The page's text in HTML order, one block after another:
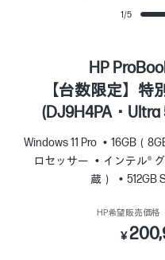
1/5
HP
【台数限定】特
(DJ9H4PA・Ultra
Windows 11 Pro 16GB（
ロセッサー
インテル®
蔵）
512GB
HP希望販売価格
￥